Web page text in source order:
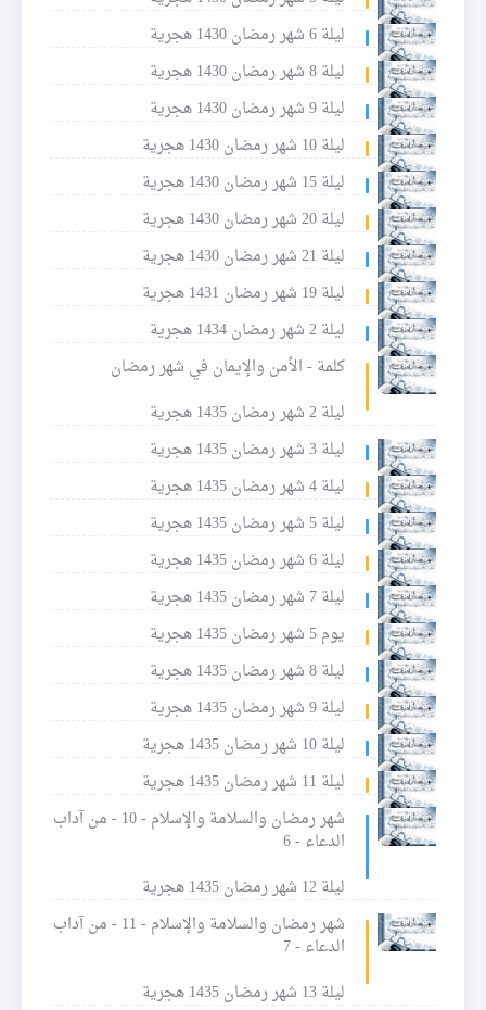
ليلة 6 شهر رمضان 1430 هجرية
ليلة 8 شهر رمضان 1430 هجرية
ليلة 9 شهر رمضان 1430 هجرية
ليلة 10 شهر رمضان 1430 هجرية
ليلة 15 شهر رمضان 1430 هجرية
ليلة 20 شهر رمضان 1430 هجرية
ليلة 21 شهر رمضان 1430 هجرية
ليلة 19 شهر رمضان 1431 هجرية
ليلة 2 شهر رمضان 1434 هجرية
كلمة - الأمن والإيمان في شهر رمضان
ليلة 2 شهر رمضان 1435 هجرية
ليلة 3 شهر رمضان 1435 هجرية
ليلة 4 شهر رمضان 1435 هجرية
ليلة 5 شهر رمضان 1435 هجرية
ليلة 6 شهر رمضان 1435 هجرية
ليلة 7 شهر رمضان 1435 هجرية
يوم 5 شهر رمضان 1435 هجرية
ليلة 8 شهر رمضان 1435 هجرية
ليلة 9 شهر رمضان 1435 هجرية
ليلة 10 شهر رمضان 1435 هجرية
ليلة 11 شهر رمضان 1435 هجرية
شهر رمضان والسلامة والإسلام - 10 - من آداب
الدعاء - 6
ليلة 12 شهر رمضان 1435 هجرية
شهر رمضان والسلامة والإسلام - 11 - من آداب
الدعاء - 7
ليلة 13 شهر رمضان 1435 هجرية